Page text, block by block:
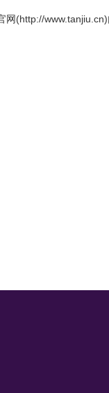
网(http://www.tanjiu.cn)